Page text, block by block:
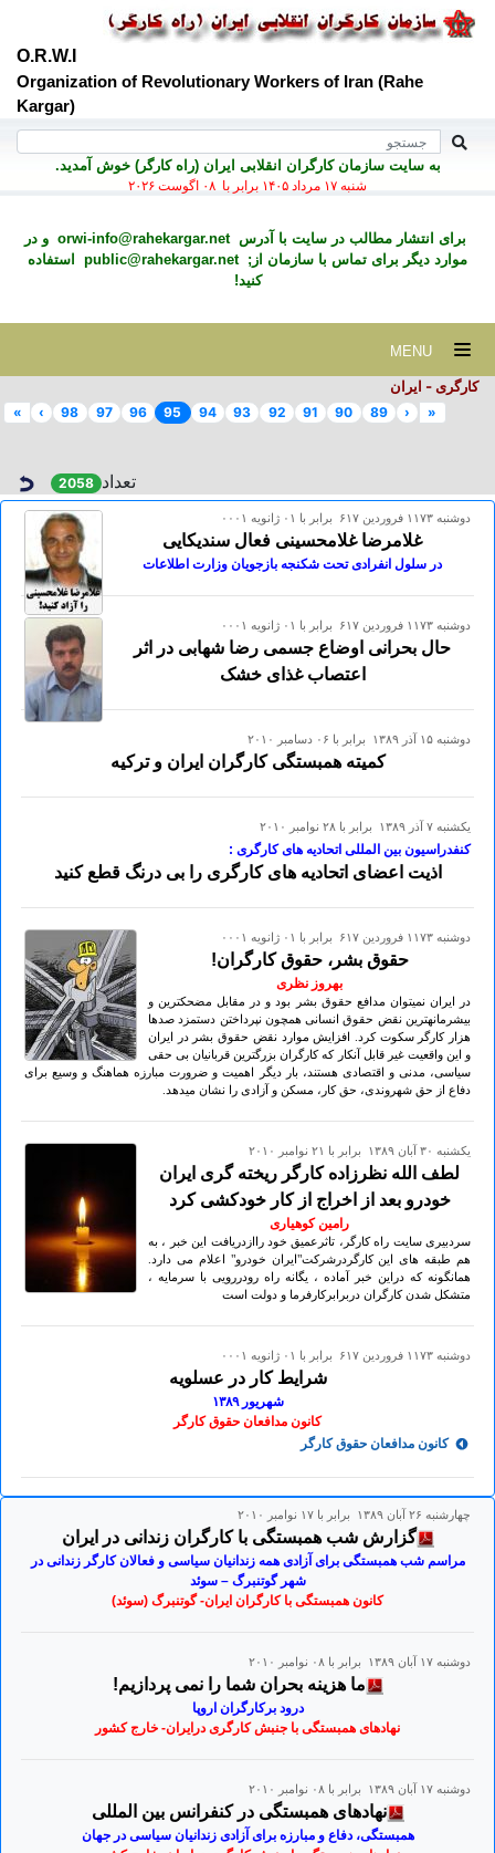
O.R.W.I
Organization of Revolutionary Workers of Iran (Rahe
Kargar)
به سايت سازمان کارگران انقلابی ايران (راه کارگر) خوش آمديد.
شنبه ۱۷ مرداد ۱۴۰۵ برابر با ۰۸ اگوست ۲۰۲۶
برای انتشار مطالب در سايت با آدرسorwi-info@rahekargar.net و در
موارد ديگر برای تماس با سازمان از;public@rahekargar.net
استفاده
کنید!
کارگری - ایران
«
‹
89
90
91
92
93
94
95
96
97
98
›
»
تعداد 2058
دوشنبه ۱۱۷۳ فروردين ۶۱۷ برابر با ۰۱ ژانويه ۰۰۰۱
غلامرضا غلامحسینی فعال سندیکایی
در سلول انفرادی تحت شکنجه بازجویان وزارت اطلاعات
دوشنبه ۱۱۷۳ فروردين ۶۱۷ برابر با ۰۱ ژانويه ۰۰۰۱
حال بحرانی اوضاع جسمی رضا شهابی در اثر
اعتصاب غذای خشک
دوشنبه ۱۵ آذر ۱۳۸۹ برابر با ۰۶ دسامبر ۲۰۱۰
کمیته همبستگی کارگران ایران و ترکیه
يكشنبه ۷ آذر ۱۳۸۹ برابر با ۲۸ نوامبر ۲۰۱۰
کنفدراسیون بین المللی اتحادیه های کارگری :
اذیت اعضای اتحادیه های کارگری را بی درنگ قطع کنيد
دوشنبه ۱۱۷۳ فروردين ۶۱۷ برابر با ۰۱ ژانويه ۰۰۰۱
حقوق بشر، حقوق کارگران!
بهروز نظری
در ایران نمیتوان مدافع حقوق بشر بود و در مقابل مضحکترین و
بیشرمانهترین نقض حقوق انسانی همچون نپرداختن دستمزد صدها
هزار کارگر سکوت کرد. افزایش موارد نقض حقوق بشر در ایران
و این واقعیت غیر قابل آنکار که کارگران بزرگترین قربانیان بی حقی
سیاسی، مدنی و اقتصادی هستند، بار دیگر اهمیت و ضرورت مبارزه هماهنگ و وسیع برای
دفاع از حق شهروندی، حق کار، مسکن و آزادی را نشان میدهد.
يكشنبه ۳۰ آبان ۱۳۸۹ برابر با ۲۱ نوامبر ۲۰۱۰
لطف الله نظرزاده کارگر ریخته گری ایران
خودرو بعد از اخراج از کار خودکشی کرد
رامین کوهیاری
سردبیری سایت راه کارگر، تاثرعمیق خود راازدریافت این خبر ، به
هم طبقه های این کارگردرشرکت"ایران خودرو" اعلام می دارد.
همانگونه که دراین خبر آماده ، یگانه راه رودررویی با سرمایه ،
متشکل شدن کارگران دربرابرکارفرما و دولت است
دوشنبه ۱۱۷۳ فروردين ۶۱۷ برابر با ۰۱ ژانويه ۰۰۰۱
شرایط کار در عسلویه
شهریور ۱۳۸۹
کانون مدافعان حقوق کارگر
کانون مدافعان حقوق کارگر
چهارشنبه ۲۶ آبان ۱۳۸۹ برابر با ۱۷ نوامبر ۲۰۱۰
گزارش شب همبستگی با کارگران زندانی در ایران
مراسم شب همبستگی برای آزادی همه زندانیان سیاسی و فعالان کارگر زندانی در
شهر گوتنبرگ – سوئد
کانون همبستگی با کارگران ایران- گوتنبرگ (سوئد)
دوشنبه ۱۷ آبان ۱۳۸۹ برابر با ۰۸ نوامبر ۲۰۱۰
ما هزینه بحران شما را نمی پردازیم!
درود برکارگران اروپا
نهادهای همبستگی با جنبش کارگری درایران- خارج کشور
دوشنبه ۱۷ آبان ۱۳۸۹ برابر با ۰۸ نوامبر ۲۰۱۰
نهادهای همبستگی در کنفرانس بین المللی
همبستگی‌، دفاع و مبارزه برای آزادی زندانیان سیاسی در جهان